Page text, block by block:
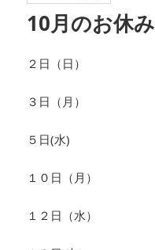
10月のお休み
２日（日）
３日（月）
５日(水)
１０日（月）
１２日（水）